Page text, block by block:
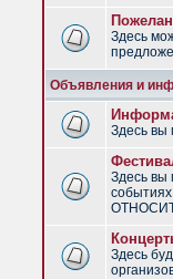
Здесь
Объявления и
Здесь вы
Здесь
Здесь